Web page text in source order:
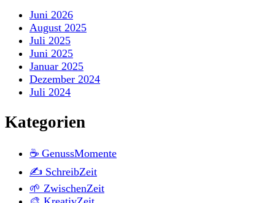
Juni 2026
August 2025
Juli 2025
Juni 2025
Januar 2025
Dezember 2024
Juli 2024
Kategorien
☕ GenussMomente
✍️ SchreibZeit
🌱 ZwischenZeit